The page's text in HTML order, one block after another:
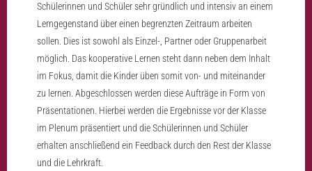
Schülerinnen und Schüler sehr gründlich und intensiv an einem
Lerngegenstand über einen begrenzten Zeitraum arbeiten
sollen. Dies ist sowohl als Einzel-, Partner oder Gruppenarbeit
möglich. Das kooperative Lernen steht dann neben dem Inhalt
im Fokus, damit die Kinder üben somit von- und miteinander
zu lernen. Abgeschlossen werden diese Aufträge in Form von
Präsentationen. Hierbei werden die Ergebnisse vor der Klasse
im Plenum präsentiert und die Schülerinnen und Schüler
erhalten anschließend ein Feedback durch den Rest der Klasse
und die Lehrkraft.